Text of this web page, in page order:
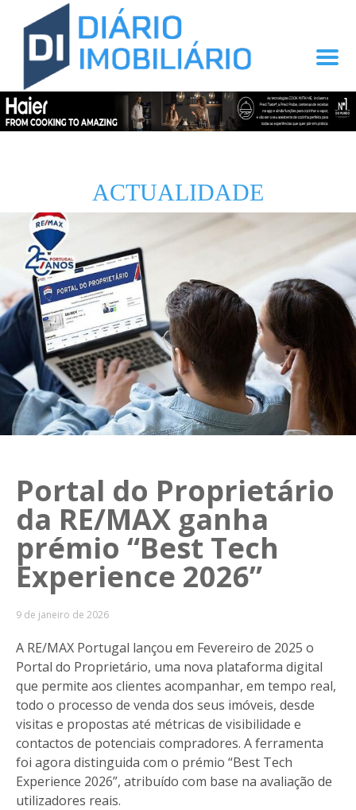
ACTUALIDADE
Portal do Proprietário
da RE/MAX ganha
prémio “Best Tech
Experience 2026”
9 de janeiro de 2026
A RE/MAX Portugal lançou em Fevereiro de 2025 o
Portal do Proprietário, uma nova plataforma digital
que permite aos clientes acompanhar, em tempo real,
todo o processo de venda dos seus imóveis, desde
visitas e propostas até métricas de visibilidade e
contactos de potenciais compradores. A ferramenta
foi agora distinguida com o prémio “Best Tech
Experience 2026”, atribuído com base na avaliação de
utilizadores reais.